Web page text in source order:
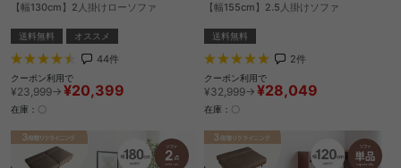
【幅130cm】2人掛けローソファ
送料無料 オススメ
44件
クーポン利用で
¥23,999→ ¥20,399
在庫：〇
【幅155cm】2.5人掛けソファ
送料無料
2件
クーポン利用で
¥32,999→ ¥28,049
在庫：〇